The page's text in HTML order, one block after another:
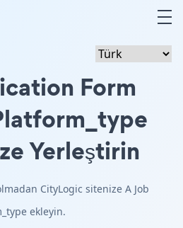
Form
Yerleştirin
CityLogic sitenize A Job
ekleyin.